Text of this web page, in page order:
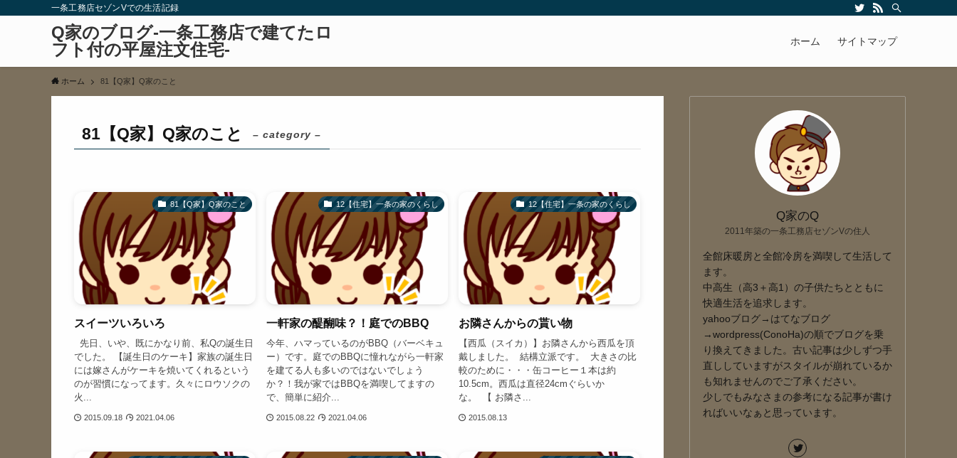
一条工務店セゾンVでの生活記録
Q家のブログ-一条工務店で建てたロ
フト付の平屋注文住宅-
ホーム サイトマップ
ホーム 81【Q家】Q家のこと
81【Q家】Q家のこと – category –
81【Q家】Q家のこと
スイーツいろいろ
先日、いや、既にかなり前、私Qの誕生日
でした。 【誕生日のケーキ】家族の誕生日
には嫁さんがケーキを焼いてくれるという
のが習慣になってます。久々にロウソクの
火...
2015.09.18 2021.04.06
12【住宅】一条の家のくらし
一軒家の醍醐味？！庭でのBBQ
今年、ハマっているのがBBQ（バーベキュ
ー）です。庭でのBBQに憧れながら一軒家
を建てる人も多いのではないでしょう
か？！我が家ではBBQを満喫してますの
で、簡単に紹介...
2015.08.22 2021.04.06
12【住宅】一条の家のくらし
お隣さんからの貰い物
【西瓜（スイカ）】お隣さんから西瓜を頂
戴しました。 結構立派です。 大きさの比
較のために・・・缶コーヒー１本は約
10.5cm。西瓜は直径24cmぐらいか
な。 【 お隣さ...
2015.08.13
Q家のQ
2011年築の一条工務店セゾンVの住人
全館床暖房と全館冷房を満喫して生活して
ます。
中高生（高3＋高1）の子供たちとともに
快適生活を追求します。
yahooブログ→はてなブログ
→wordpress(ConoHa)の順でブログを乗
り換えてきました。古い記事は少しずつ手
直ししていますがスタイルが崩れているか
も知れませんのでご了承ください。
少しでもみなさまの参考になる記事が書け
ればいいなぁと思っています。